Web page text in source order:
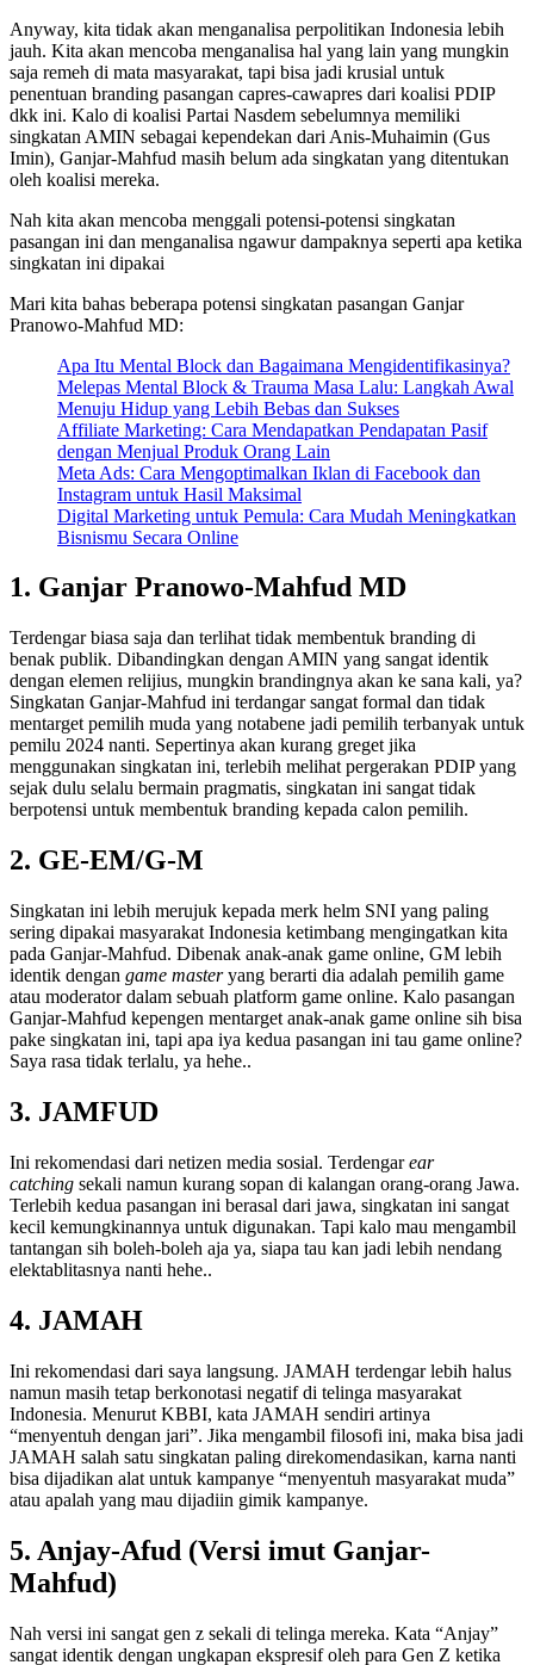
Anyway, kita tidak akan menganalisa perpolitikan Indonesia lebih
jauh. Kita akan mencoba menganalisa hal yang lain yang mungkin
saja remeh di mata masyarakat, tapi bisa jadi krusial untuk
penentuan branding pasangan capres-cawapres dari koalisi PDIP
dkk ini. Kalo di koalisi Partai Nasdem sebelumnya memiliki
singkatan AMIN sebagai kependekan dari Anis-Muhaimin (Gus
Imin), Ganjar-Mahfud masih belum ada singkatan yang ditentukan
oleh koalisi mereka.
Nah kita akan mencoba menggali potensi-potensi singkatan
pasangan ini dan menganalisa ngawur dampaknya seperti apa ketika
singkatan ini dipakai
Mari kita bahas beberapa potensi singkatan pasangan Ganjar
Pranowo-Mahfud MD:
Apa Itu Mental Block dan Bagaimana Mengidentifikasinya?
Melepas Mental Block & Trauma Masa Lalu: Langkah Awal
Menuju Hidup yang Lebih Bebas dan Sukses
Affiliate Marketing: Cara Mendapatkan Pendapatan Pasif
dengan Menjual Produk Orang Lain
Meta Ads: Cara Mengoptimalkan Iklan di Facebook dan
Instagram untuk Hasil Maksimal
Digital Marketing untuk Pemula: Cara Mudah Meningkatkan
Bisnismu Secara Online
1. Ganjar Pranowo-Mahfud MD
Terdengar biasa saja dan terlihat tidak membentuk branding di
benak publik. Dibandingkan dengan AMIN yang sangat identik
dengan elemen relijius, mungkin brandingnya akan ke sana kali, ya?
Singkatan Ganjar-Mahfud ini terdangar sangat formal dan tidak
mentarget pemilih muda yang notabene jadi pemilih terbanyak untuk
pemilu 2024 nanti. Sepertinya akan kurang greget jika
menggunakan singkatan ini, terlebih melihat pergerakan PDIP yang
sejak dulu selalu bermain pragmatis, singkatan ini sangat tidak
berpotensi untuk membentuk branding kepada calon pemilih.
2. GE-EM/G-M
Singkatan ini lebih merujuk kepada merk helm SNI yang paling
sering dipakai masyarakat Indonesia ketimbang mengingatkan kita
pada Ganjar-Mahfud. Dibenak anak-anak game online, GM lebih
identik dengan game masteryang berarti dia adalah pemilih game
atau moderator dalam sebuah platform game online. Kalo pasangan
Ganjar-Mahfud kepengen mentarget anak-anak game online sih bisa
pake singkatan ini, tapi apa iya kedua pasangan ini tau game online?
Saya rasa tidak terlalu, ya hehe..
3. JAMFUD
Ini rekomendasi dari netizen media sosial. Terdengarear
catching sekali namun kurang sopan di kalangan orang-orang Jawa.
Terlebih kedua pasangan ini berasal dari jawa, singkatan ini sangat
kecil kemungkinannya untuk digunakan. Tapi kalo mau mengambil
tantangan sih boleh-boleh aja ya, siapa tau kan jadi lebih nendang
elektablitasnya nanti hehe..
4. JAMAH
Ini rekomendasi dari saya langsung. JAMAH terdengar lebih halus
namun masih tetap berkonotasi negatif di telinga masyarakat
Indonesia. Menurut KBBI, kata JAMAH sendiri artinya
“menyentuh dengan jari”. Jika mengambil filosofi ini, maka bisa jadi
JAMAH salah satu singkatan paling direkomendasikan, karna nanti
bisa dijadikan alat untuk kampanye “menyentuh masyarakat muda”
atau apalah yang mau dijadiin gimik kampanye.
5. Anjay-Afud (Versi imut Ganjar-
Mahfud)
Nah versi ini sangat gen z sekali di telinga mereka. Kata “Anjay”
sangat identik dengan ungkapan ekspresif oleh para Gen Z ketika